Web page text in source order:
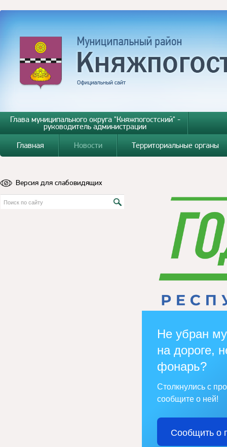
Глава муниципального округа "Княжпогостский" -
руководитель администрации
Главная
Новости Территориальные органы
Версия для слабовидящих
Не убран
на дороге,
фонарь?
Столкнулись с
сообщите о ней!
Сообщить о